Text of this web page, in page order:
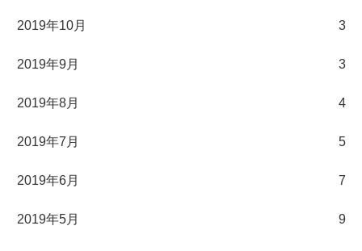
2019年10月 3
2019年9月 3
2019年8月 4
2019年7月 5
2019年6月 7
2019年5月 9